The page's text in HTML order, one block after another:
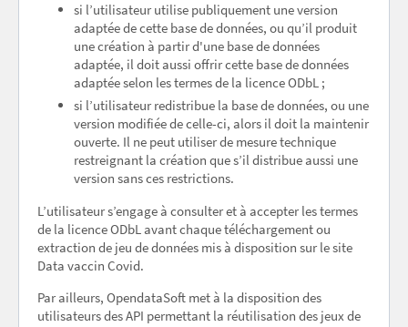
si l’utilisateur utilise publiquement une version
adaptée de cette base de données, ou qu’il produit
une création à partir d'une base de données
adaptée, il doit aussi offrir cette base de données
adaptée selon les termes de la licence ODbL ;
si l’utilisateur redistribue la base de données, ou une
version modifiée de celle-ci, alors il doit la maintenir
ouverte. Il ne peut utiliser de mesure technique
restreignant la création que s’il distribue aussi une
version sans ces restrictions.
L’utilisateur s’engage à consulter et à accepter les termes
de la licence ODbL avant chaque téléchargement ou
extraction de jeu de données mis à disposition sur le site
Data vaccin Covid.
Par ailleurs, OpendataSoft met à la disposition des
utilisateurs des API permettant la réutilisation des jeux de